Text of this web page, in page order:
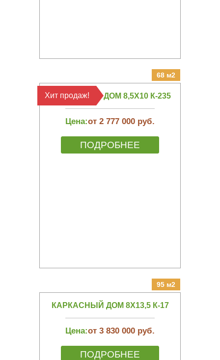
68 м2
КАРКАСНЫЙ ДОМ 8,5Х10 К-235
Цена:от 2 777 000 руб.
ПОДРОБНЕЕ
Хит продаж!
95 м2
КАРКАСНЫЙ ДОМ 8Х13,5 К-17
Цена:от 3 830 000 руб.
ПОДРОБНЕЕ